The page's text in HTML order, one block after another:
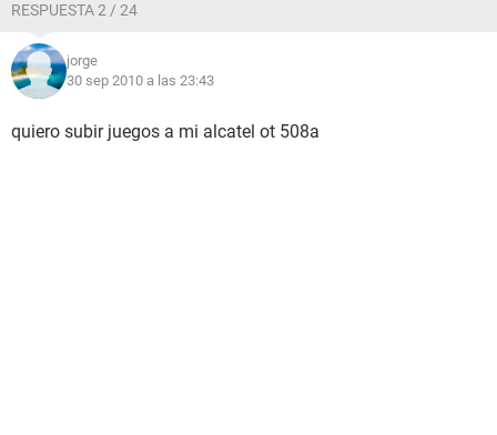
RESPUESTA 2 / 24
jorge
30 sep 2010 a las 23:43
quiero subir juegos a mi alcatel ot 508a